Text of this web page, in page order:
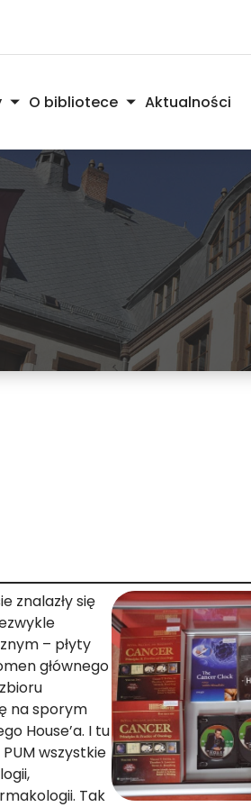
O bibliotece Aktualności
znalazły się
– płyty
głównego
na sporym
House’a. I tu
wszystkie
Tak